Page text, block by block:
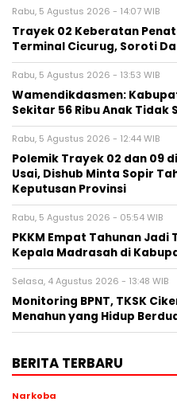
Rabu, 5 Agustus 2026 - 14:07 WIB
‎Trayek 02 Keberatan
Terminal Cicurug, Soroti
Rabu, 5 Agustus 2026 - 13:53 WIB
Wamendikdasmen:
Sekitar 56 Ribu Anak Tidak
Rabu, 5 Agustus 2026 - 12:44 WIB
Polemik Trayek 02 dan 09
Usai, Dishub Minta Sopir
Keputusan Provinsi
Rabu, 5 Agustus 2026 - 05:54 WIB
PKKM Empat Tahunan
Kepala Madrasah di
Selasa, 4 Agustus 2026 - 13:48 WIB
‎Monitoring BPNT, TKSK
Menahun yang Hidup
BERITA TERBARU
Narkoba